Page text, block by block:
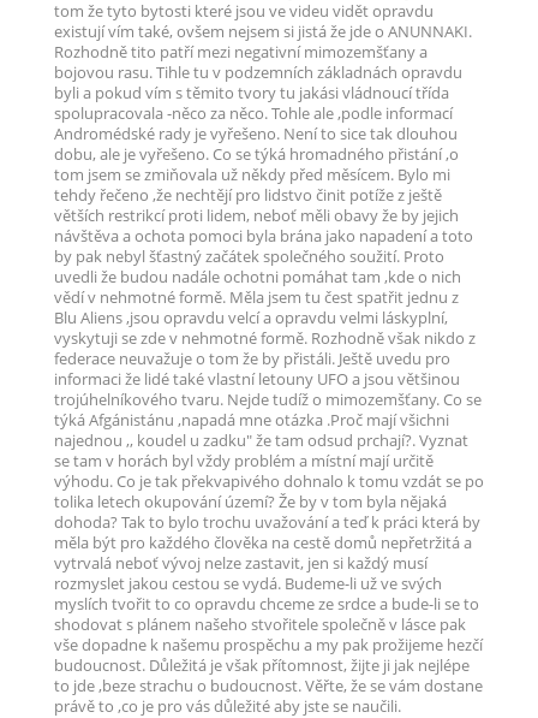
tom že tyto bytosti které jsou ve videu vidět opravdu
existují vím také, ovšem nejsem si jistá že jde o ANUNNAKI.
Rozhodně tito patří mezi negativní mimozemšťany a
bojovou rasu. Tihle tu v podzemních základnách opravdu
byli a pokud vím s těmito tvory tu jakási vládnoucí třída
spolupracovala -něco za něco. Tohle ale ,podle informací
Andromédské rady je vyřešeno. Není to sice tak dlouhou
dobu, ale je vyřešeno. Co se týká hromadného přistání ,o
tom jsem se zmiňovala už někdy před měsícem. Bylo mi
tehdy řečeno ,že nechtějí pro lidstvo činit potíže z ještě
větších restrikcí proti lidem, neboť měli obavy že by jejich
návštěva a ochota pomoci byla brána jako napadení a toto
by pak nebyl šťastný začátek společného soužití. Proto
uvedli že budou nadále ochotni pomáhat tam ,kde o nich
vědí v nehmotné formě. Měla jsem tu čest spatřit jednu z
Blu Aliens ,jsou opravdu velcí a opravdu velmi láskyplní,
vyskytuji se zde v nehmotné formě. Rozhodně však nikdo z
federace neuvažuje o tom že by přistáli. Ještě uvedu pro
informaci že lidé také vlastní letouny UFO a jsou většinou
trojúhelníkového tvaru. Nejde tudíž o mimozemšťany. Co se
týká Afgánistánu ,napadá mne otázka .Proč mají všichni
najednou ,, koudel u zadku" že tam odsud prchají?. Vyznat
se tam v horách byl vždy problém a místní mají určitě
výhodu. Co je tak překvapivého dohnalo k tomu vzdát se po
tolika letech okupování území? Že by v tom byla nějaká
dohoda? Tak to bylo trochu uvažování a teď k práci která by
měla být pro každého člověka na cestě domů nepřetržitá a
vytrvalá neboť vývoj nelze zastavit, jen si každý musí
rozmyslet jakou cestou se vydá. Budeme-li už ve svých
myslích tvořit to co opravdu chceme ze srdce a bude-li se to
shodovat s plánem našeho stvořitele společně v lásce pak
vše dopadne k našemu prospěchu a my pak prožijeme hezčí
budoucnost. Důležitá je však přítomnost, žijte ji jak nejlépe
to jde ,beze strachu o budoucnost. Věřte, že se vám dostane
právě to ,co je pro vás důležité aby jste se naučili.